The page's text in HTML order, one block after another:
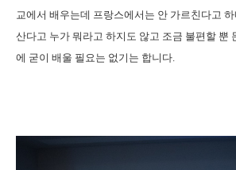
교에서 배우는데 프랑스에서는 안 가르친다고
산다고 누가 뭐라고 하지도 않고 조금 불편할 뿐
에 굳이 배울 필요는 없기는 합니다.